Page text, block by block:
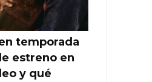
temporada
estreno en
y qué